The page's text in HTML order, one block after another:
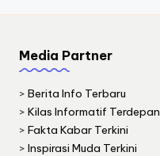
Media Partner
> Berita Info Terbaru
> Kilas Informatif Terdepan
> Fakta Kabar Terkini
> Inspirasi Muda Terkini